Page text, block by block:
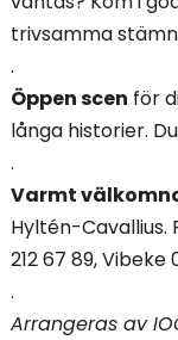
trivsamma
.
Öppen scen för
långa historier.
.
Varmt
Hyltén-Cavallius.
212 67 89, Vibeke
.
Arrangeras av